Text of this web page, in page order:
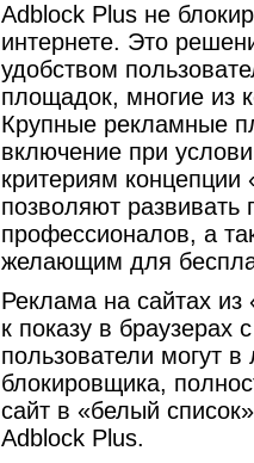
Adblock Plus не
интернете. Это
удобством
площадок, многие из
Крупные рекламные
включение при
критериям
позволяют развивать
профессионалов, а
желающим для
Реклама на сайтах из
к показу в браузерах
пользователи могут
блокировщика,
сайт в «белый
Adblock Plus.